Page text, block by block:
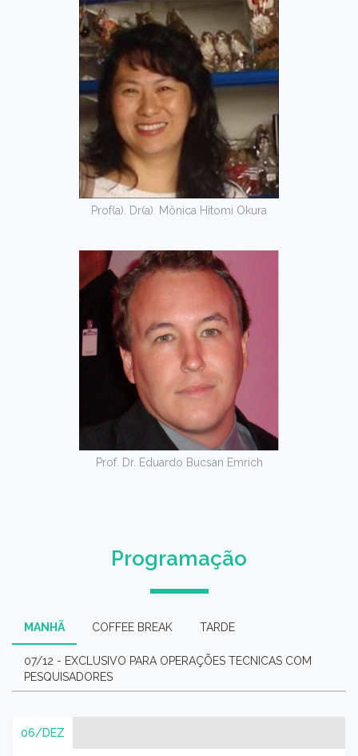
Prof(a). Dr(a). Mônica Hitomi Okura
Prof. Dr. Eduardo Bucsan Emrich
Programação
MANHÃ COFFEE BREAK TARDE
07/12 - EXCLUSIVO PARA OPERAÇÕES TECNICAS COM
PESQUISADORES
06/DEZ